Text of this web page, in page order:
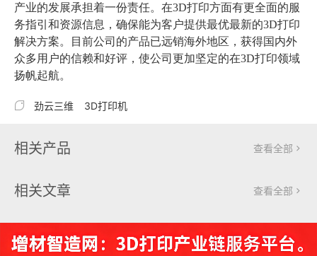
产业的发展承担着一份责任。在3D打印方面有更全面的服
务指引和资源信息，确保能为客户提供最优最新的3D打印
解决方案。目前公司的产品已远销海外地区，获得国内外
众多用户的信赖和好评，使公司更加坚定的在3D打印领域
扬帆起航。
 劲云三维 3D打印机
相关产品 查看全部 
相关文章 查看全部 